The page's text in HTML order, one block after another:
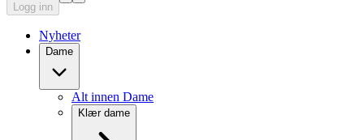
Logg inn
Nyheter
Dame
Alt innen Dame
Klær dame